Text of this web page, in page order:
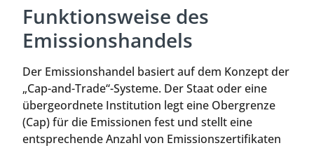
Funktionsweise des
Emissionshandels
Der Emissionshandel basiert auf dem Konzept der
„Cap-and-Trade“-Systeme. Der Staat oder eine
übergeordnete Institution legt eine Obergrenze
(Cap) für die Emissionen fest und stellt eine
entsprechende Anzahl von Emissionszertifikaten